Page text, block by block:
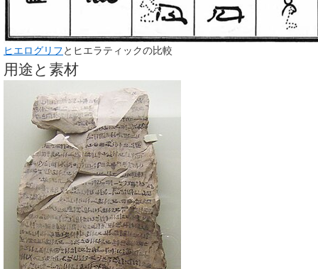
ヒエログリフとヒエラティックの比較
用途と素材